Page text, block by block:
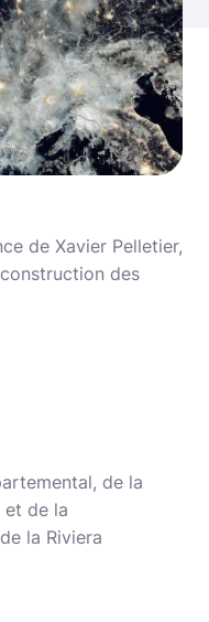
de Xavier Pelletier,
des
de la
et de la
la Riviera